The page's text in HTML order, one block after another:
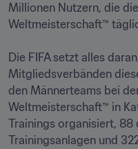
Millionen Nutzern, die
Weltmeisterschaft™
Die FIFA setzt alles
Mitgliedsverbänden
den Männerteams bei
Weltmeisterschaft™ in
Trainings organisiert, 88
Trainingsanlagen und